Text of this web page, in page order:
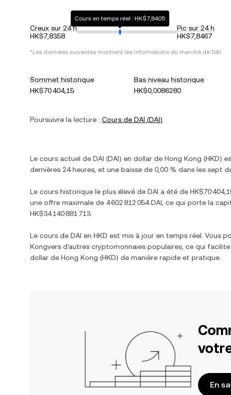
Creux sur 24 h
HK$7,8358
Cours en temps réel : HK$7,8405
Pic sur 24 h
HK$7,8467
*Les données suivantes montrent les informations du marché de DAI.
Sommet historique
HK$70 404,15
Bas niveau historique
HK$0,0086280
Poursuivre la lecture : Cours de DAI (DAI)
Le cours actuel de DAI (DAI) en dollar de Hong Kong (HKD)
dernières 24 heures, et une baisse de 0,00 % dans les sept
Le cours historique le plus élevé de DAI a été de HK$70
une offre maximale de 4 602 812 054 DAI , ce qui porte la
HK$34 140 881 713
Le cours de DAI en HKD est mis à jour en temps réel. Vous
Kongvers d'autres cryptomonnaies populaires, ce qui
dollar de Hong Kong (HKD) de manière rapide et pratique.
En